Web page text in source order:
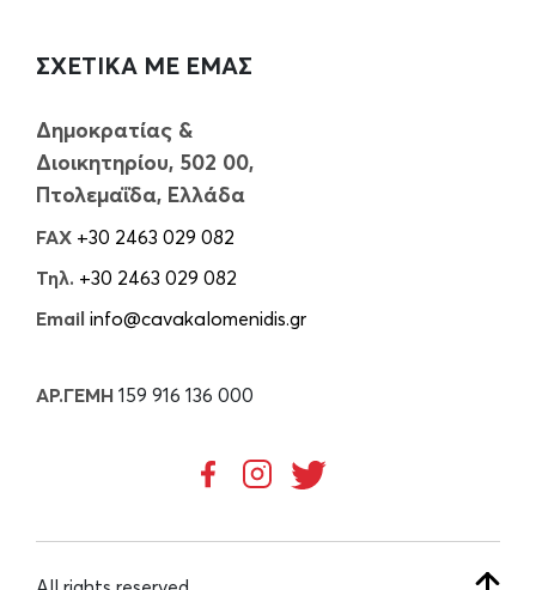
ΣΧΕΤΙΚΑ ΜΕ ΕΜΑΣ
Δημοκρατίας &
Διοικητηρίου, 502 00,
Πτολεμαΐδα, Ελλάδα
FAX +30 2463 029 082
Τηλ. +30 2463 029 082
Email info@cavakalomenidis.gr
ΑΡ.ΓΕΜΗ 159 916 136 000